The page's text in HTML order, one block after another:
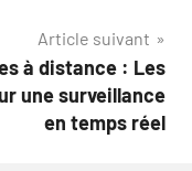
Article suivant
à distance : Les
une surveillance
en temps réel